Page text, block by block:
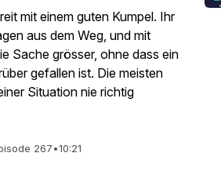
mit einem guten Kumpel. Ihr
aus dem Weg, und mit
Sache grösser, ohne dass ein
gefallen ist. Die meisten
Situation nie richtig
267•10:21